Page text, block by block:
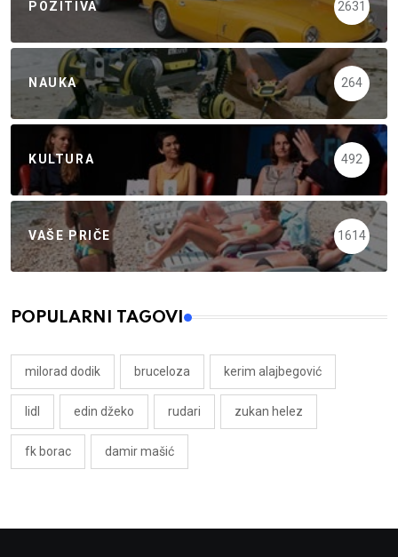
POZITIVA 2631
NAUKA 264
KULTURA 492
VAŠE PRIČE 1614
POPULARNI TAGOVI
milorad dodik bruceloza kerim alajbegović
lidl edin džeko rudari zukan helez
fk borac damir mašić